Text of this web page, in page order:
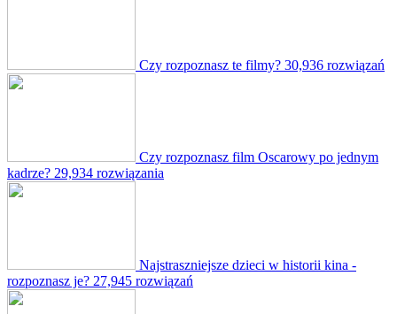
Czy rozpoznasz te filmy? 30,936 rozwiązań
Czy rozpoznasz film Oscarowy po jednym
kadrze? 29,934 rozwiązania
Najstraszniejsze dzieci w historii kina -
rozpoznasz je? 27,945 rozwiązań